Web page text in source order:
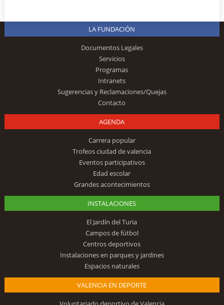
LA FUNDACIÓN
Documentos Legales
Servicios
Programas
Intranets
Sugerencias y Reclamaciones/Quejas
Contacto
AGENDA
Carrera popular
Trofeos ciudad de valencia
Eventos participativos
Edad escolar
Grandes acontecimientos
INSTALACIONES
El Jardín del Turia
Campos de fútbol
Centros deportivos
Instalaciones en parques y jardines
Espacios naturales
VALENCIA EN DEPORTE